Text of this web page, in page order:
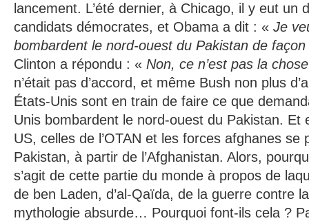
lancement. L’été dernier, à Chicago, il y eut un
candidats démocrates, et Obama a dit : « Je
bombardent le nord-ouest du Pakistan de façon
Clinton a répondu : « Non, ce n’est pas la
n’était pas d’accord, et même Bush non plus
États-Unis sont en train de faire ce que
Unis bombardent le nord-ouest du Pakistan. Et
US, celles de l’OTAN et les forces afghanes se
Pakistan, à partir de l’Afghanistan. Alors,
s’agit de cette partie du monde à propos de
de ben Laden, d’al-Qaïda, de la guerre contre
mythologie absurde… Pourquoi font-ils cela ?